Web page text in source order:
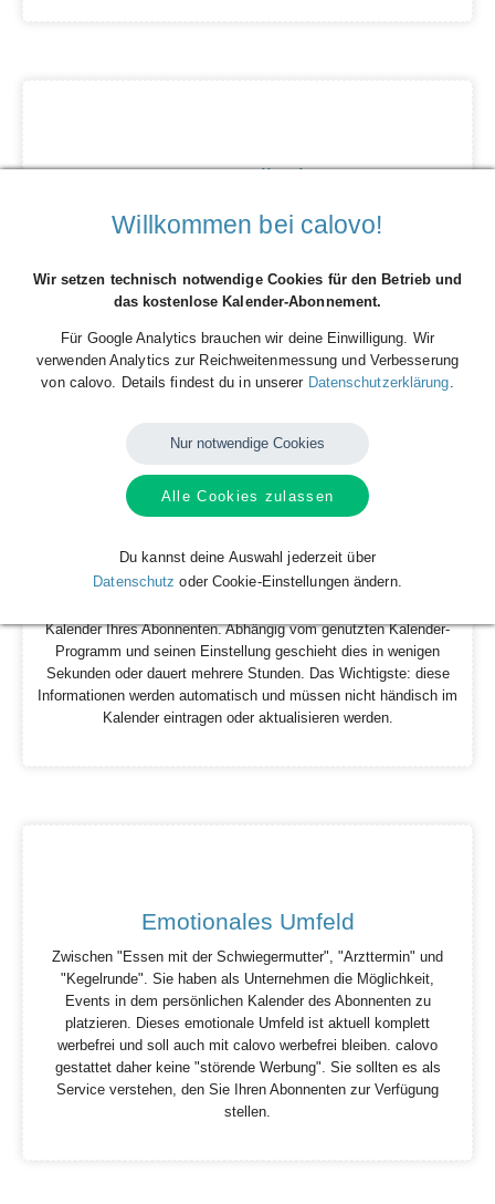
Kommunikation
calovo bietet eine neuartige Eventkommunikation, mittels derer
Sie vor, während und nach einem Event mit Ihrem User in
einem Bundesligaspiel können vor dem Spiel Links zu Wetten
und Tickets platziert und die Aufstellung eingesehen werden.
eingebunden werden.
Aktualisierungen
Jede Änderung die von Ihnen an einem Termin oder Kalender
Kalender Ihres Abonnenten. Abhängig vom genutzten Kalender-
Programm und seinen Einstellung geschieht dies in wenigen
Sekunden oder dauert mehrere Stunden. Das Wichtigste: diese
Informationen werden automatisch und müssen nicht händisch im
Kalender eintragen oder aktualisieren werden.
Emotionales Umfeld
Zwischen "Essen mit der Schwiegermutter", "Arzttermin" und
"Kegelrunde". Sie haben als Unternehmen die Möglichkeit,
Events in dem persönlichen Kalender des Abonnenten zu
platzieren. Dieses emotionale Umfeld ist aktuell komplett
werbefrei und soll auch mit calovo werbefrei bleiben. calovo
gestattet daher keine "störende Werbung". Sie sollten es als
Service verstehen, den Sie Ihren Abonnenten zur Verfügung
stellen.
Willkommen bei calovo!
Wir setzen technisch notwendige Cookies für den Betrieb und
das kostenlose Kalender-Abonnement.
Für Google Analytics brauchen wir deine Einwilligung. Wir
verwenden Analytics zur Reichweitenmessung und Verbesserung
von calovo. Details findest du in unserer Datenschutzerklärung
Nur notwendige Cookies
Alle Cookies zulassen
Du kannst deine Auswahl jederzeit über
Datenschutz oder Cookie-Einstellungen ändern.